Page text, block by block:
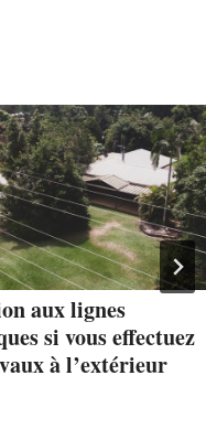
aux lignes
si vous effectuez
à l’extérieur